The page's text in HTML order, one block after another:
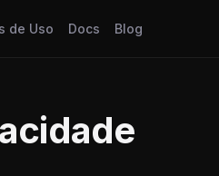
de Uso Docs Blog